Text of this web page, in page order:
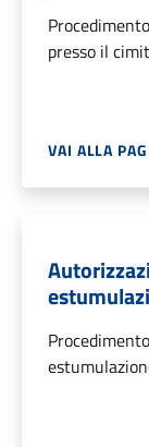
presso il
VAI ALLA